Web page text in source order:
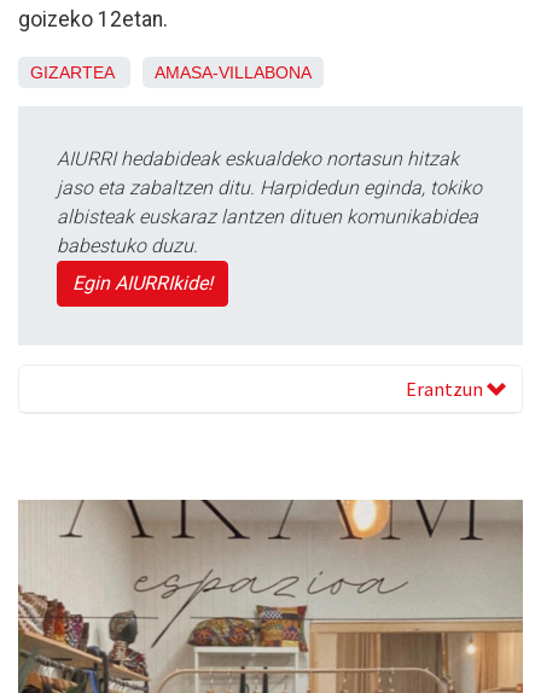
goizeko 12etan.
GIZARTEA AMASA-VILLABONA
AIURRI hedabideak eskualdeko nortasun hitzak
jaso eta zabaltzen ditu. Harpidedun eginda, tokiko
albisteak euskaraz lantzen dituen komunikabidea
babestuko duzu.
Egin AIURRIkide!
Erantzun